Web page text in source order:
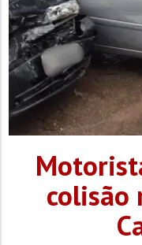
colisão